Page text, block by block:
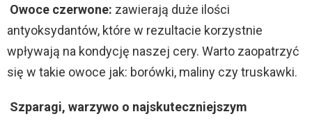
Owoce czerwone: zawierają duże ilości
antyoksydantów, które w rezultacie korzystnie
wpływają na kondycję naszej cery. Warto zaopatrzyć
się w takie owoce jak: borówki, maliny czy truskawki.
Szparagi, warzywo o najskuteczniejszym